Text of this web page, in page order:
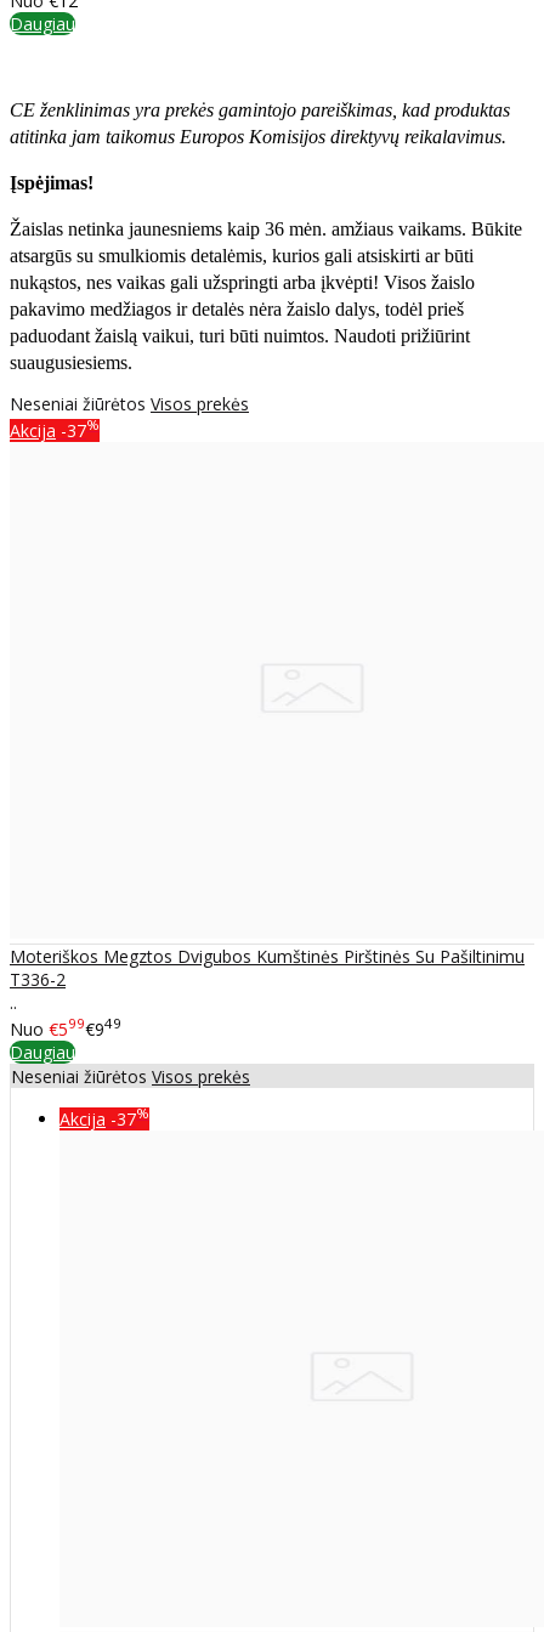
Daugiau
CE ženklinimas yra prekės gamintojo pareiškimas, kad produktas
atitinka jam taikomus Europos Komisijos direktyvų reikalavimus.
Įspėjimas!
Žaislas netinka jaunesniems kaip 36 mėn. amžiaus vaikams. Būkite
atsargūs su smulkiomis detalėmis, kurios gali atsiskirti ar būti
nukąstos, nes vaikas gali užspringti arba įkvėpti! Visos žaislо
pakavimo medžiagos ir detalės nėra žaislo dalys, todėl prieš
paduodant žaislą vaikui, turi būti nuimtos. Naudoti prižiūrint
suaugusiesiems.
Neseniai žiūrėtos Visos prekės
Akcija -37%
Moteriškos Megztos Dvigubos Kumštinės Pirštinės Su Pašiltinimu
T336-2
..
Nuo €599€949
Daugiau
Neseniai žiūrėtos Visos prekės
Akcija -37%